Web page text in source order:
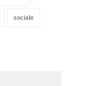
sociale